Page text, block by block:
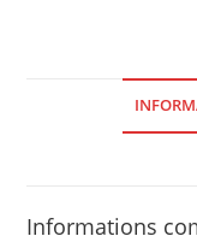
Informations